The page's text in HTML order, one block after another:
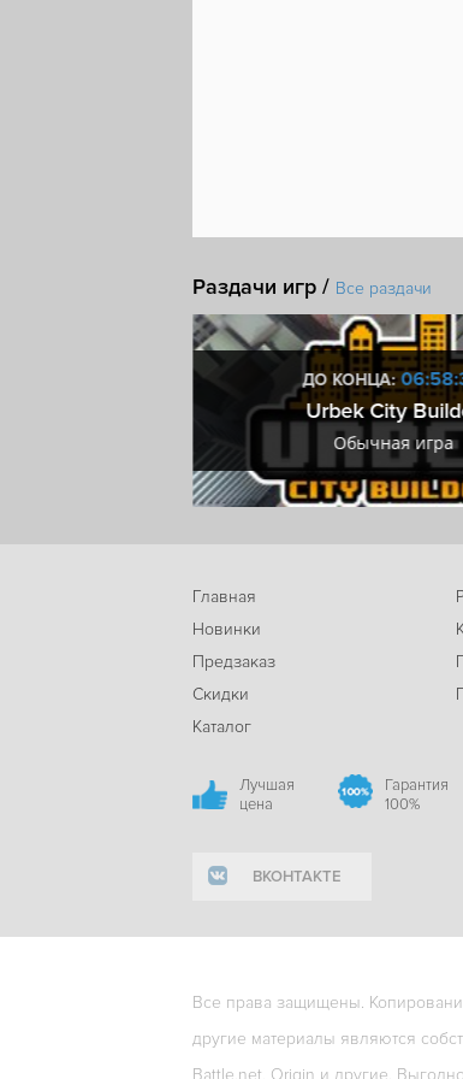
Раздачи игр / Все раздачи
ДО КОНЦА:
Urbek City
Обычная игра
Главная
Новинки
Предзаказ
Скидки
Каталог
Лучшая
цена
Гарантия
100%
ВКОНТАКТЕ
Все права защищены.
другие материалы являются
Battle.net, Origin и другие.